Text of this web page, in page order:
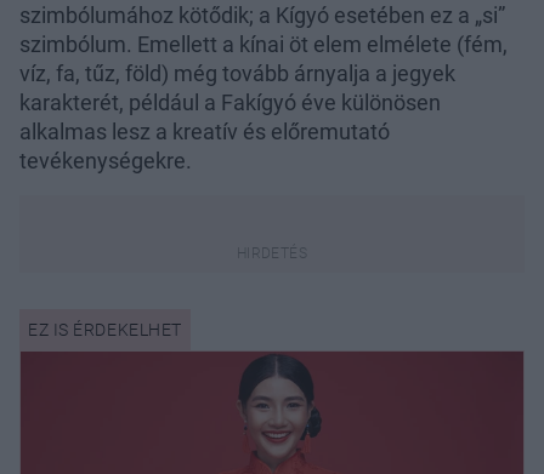
szimbólumához kötődik; a Kígyó esetében ez a „si”
szimbólum. Emellett a kínai öt elem elmélete (fém,
víz, fa, tűz, föld) még tovább árnyalja a jegyek
karakterét, például a Fakígyó éve különösen
alkalmas lesz a kreatív és előremutató
tevékenységekre.